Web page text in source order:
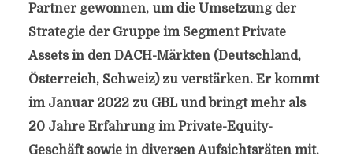
Partner gewonnen, um die Umsetzung der
Strategie der Gruppe im Segment Private
Assets in den DACH-Märkten (Deutschland,
Österreich, Schweiz) zu verstärken. Er kommt
im Januar 2022 zu GBL und bringt mehr als
20 Jahre Erfahrung im Private-Equity-
Geschäft sowie in diversen Aufsichtsräten mit.